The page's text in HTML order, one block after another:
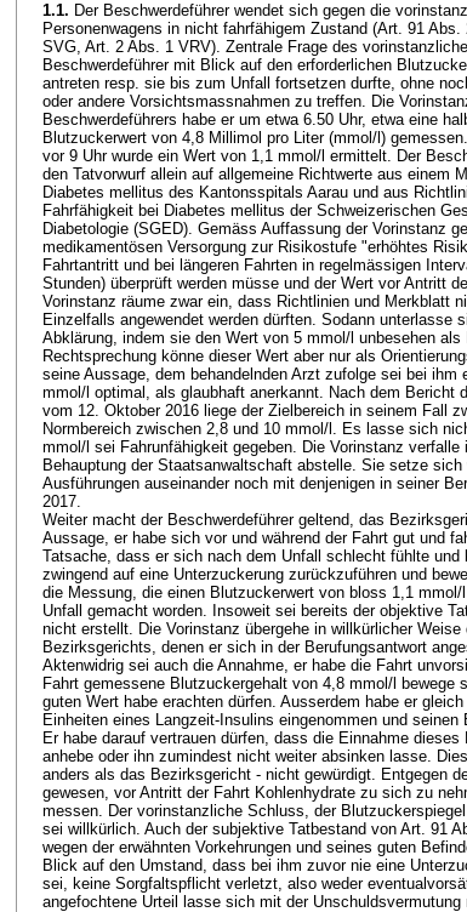
1.1. Der Beschwerdeführer wendet sich gegen die
Personenwagens in nicht fahrfähigem Zustand (Art. 91
SVG, Art. 2 Abs. 1 VRV). Zentrale Frage des
Beschwerdeführer mit Blick auf den erforderlichen
antreten resp. sie bis zum Unfall fortsetzen durfte, ohne
oder andere Vorsichtsmassnahmen zu treffen. Die
Beschwerdeführers habe er um etwa 6.50 Uhr, etwa eine
Blutzuckerwert von 4,8 Millimol pro Liter (mmol/l)
vor 9 Uhr wurde ein Wert von 1,1 mmol/l ermittelt. Der
den Tatvorwurf allein auf allgemeine Richtwerte aus einem
Diabetes mellitus des Kantonsspitals Aarau und aus
Fahrfähigkeit bei Diabetes mellitus der Schweizerischen
Diabetologie (SGED). Gemäss Auffassung der Vorinstanz
medikamentösen Versorgung zur Risikostufe "erhöhtes
Fahrtantritt und bei längeren Fahrten in regelmässigen
Stunden) überprüft werden müsse und der Wert vor Antritt
Vorinstanz räume zwar ein, dass Richtlinien und Merkblatt
Einzelfalls angewendet werden dürften. Sodann unterlasse
Abklärung, indem sie den Wert von 5 mmol/l unbesehen
Rechtsprechung könne dieser Wert aber nur als
seine Aussage, dem behandelnden Arzt zufolge sei bei
mmol/l optimal, als glaubhaft anerkannt. Nach dem Bericht
vom 12. Oktober 2016 liege der Zielbereich in seinem Fall
Normbereich zwischen 2,8 und 10 mmol/l. Es lasse sich
mmol/l sei Fahrunfähigkeit gegeben. Die Vorinstanz
Behauptung der Staatsanwaltschaft abstelle. Sie setze
Ausführungen auseinander noch mit denjenigen in seiner
2017.
Weiter macht der Beschwerdeführer geltend, das
Aussage, er habe sich vor und während der Fahrt gut und
Tatsache, dass er sich nach dem Unfall schlecht fühlte und
zwingend auf eine Unterzuckerung zurückzuführen und
die Messung, die einen Blutzuckerwert von bloss 1,1
Unfall gemacht worden. Insoweit sei bereits der objektive
nicht erstellt. Die Vorinstanz übergehe in willkürlicher
Bezirksgerichts, denen er sich in der Berufungsantwort
Aktenwidrig sei auch die Annahme, er habe die Fahrt
Fahrt gemessene Blutzuckergehalt von 4,8 mmol/l bewege
guten Wert habe erachten dürfen. Ausserdem habe er
Einheiten eines Langzeit-Insulins eingenommen und
Er habe darauf vertrauen dürfen, dass die Einnahme
anhebe oder ihn zumindest nicht weiter absinken lasse.
anders als das Bezirksgericht - nicht gewürdigt. Entgegen
gewesen, vor Antritt der Fahrt Kohlenhydrate zu sich zu
messen. Der vorinstanzliche Schluss, der
sei willkürlich. Auch der subjektive Tatbestand von Art. 91
wegen der erwähnten Vorkehrungen und seines guten
Blick auf den Umstand, dass bei ihm zuvor nie eine
sei, keine Sorgfaltspflicht verletzt, also weder
angefochtene Urteil lasse sich mit der Unschuldsvermutung